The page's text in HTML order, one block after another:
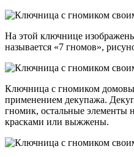
На этой ключнице
называется «7 гномов»,
Ключница с гномиком
применением декупажа.
гномик, остальные элементы
красками или выжжены.